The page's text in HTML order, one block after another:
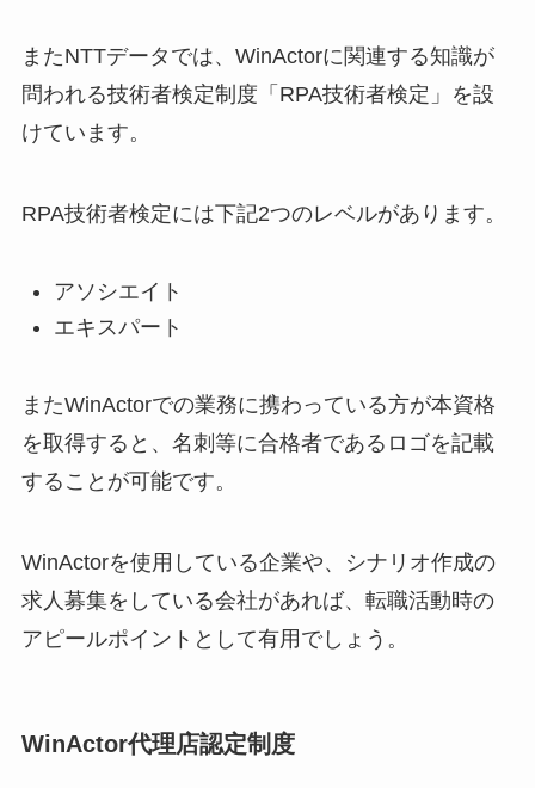
またNTTデータでは、WinActorに関連する知識が
問われる技術者検定制度「RPA技術者検定」を設
けています。
RPA技術者検定には下記2つのレベルがあります。
アソシエイト
エキスパート
またWinActorでの業務に携わっている方が本資格
を取得すると、名刺等に合格者であるロゴを記載
することが可能です。
WinActorを使用している企業や、シナリオ作成の
求人募集をしている会社があれば、転職活動時の
アピールポイントとして有用でしょう。
WinActor代理店認定制度